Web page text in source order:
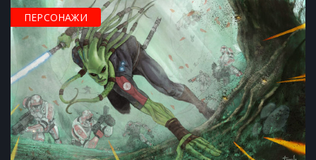
время Новых войн ситхов . К 1389…
Просмотры 112
ПЕРСОНАЖИ